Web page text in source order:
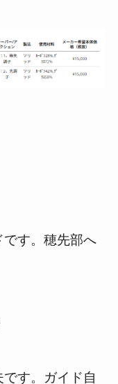
す。穂先部へ
す。ガイド自